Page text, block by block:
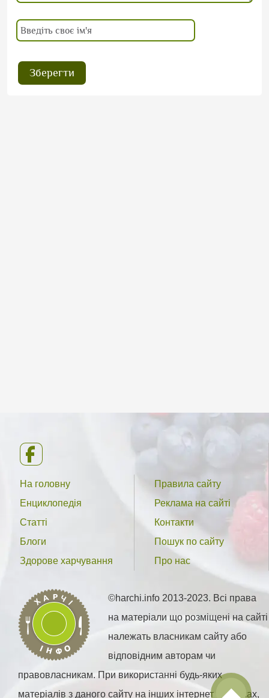
На головну
Енциклопедія
Статті
Блоги
Здорове харчування
Правила сайту
Реклама на сайті
Контакти
Пошук по сайту
Про нас
©harchi.info 2013-2023. Всі права
на матеріали що розміщені на сайті
належать власникам сайту або
відповідним авторам чи
правовласникам. При використанні будь-яких
матеріалів з даного сайту на інших інтернет ресурсах,